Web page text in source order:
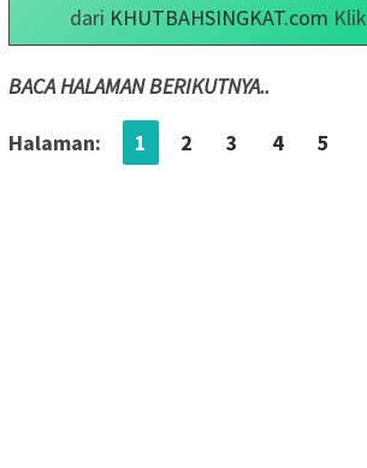
dari KHUTBAHSINGKAT.com Klik
BACA HALAMAN BERIKUTNYA..
Halaman: 1 2 3 4 5